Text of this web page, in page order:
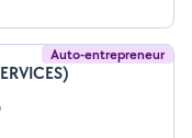
Auto-entrepreneur